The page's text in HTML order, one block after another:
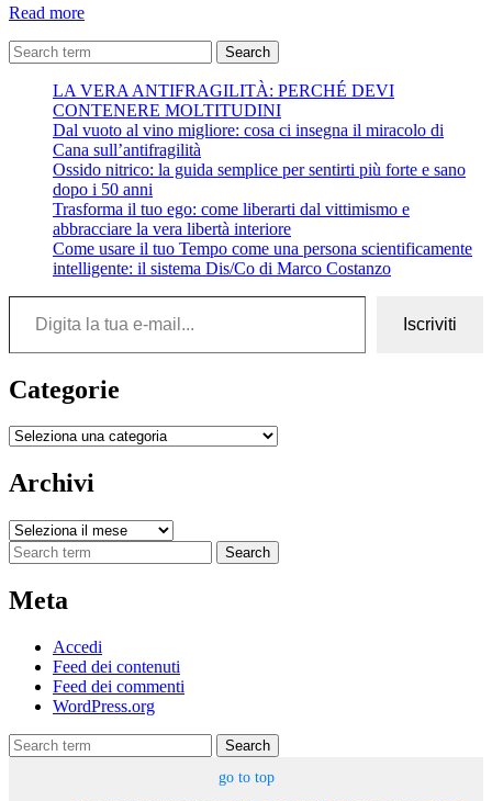
Read morePoesie
lettori:
amo
–
Gyg
Search
LA VERA ANTIFRAGILITÀ: PERCHÉ DEVI
CONTENERE MOLTITUDINI
Dal vuoto al vino migliore: cosa ci insegna il miracolo di
Cana sull’antifragilità
Ossido nitrico: la guida semplice per sentirti più forte e sano
dopo i 50 anni
Trasforma il tuo ego: come liberarti dal vittimismo e
abbracciare la vera libertà interiore
Come usare il tuo Tempo come una persona scientificamente
intelligente: il sistema Dis/Co di Marco Costanzo
Digita la tua e-mail...
Iscriviti
Categorie
Categorie
Archivi
Archivi
Search
Meta
Accedi
Feed dei contenuti
Feed dei commenti
WordPress.org
Search
go to top